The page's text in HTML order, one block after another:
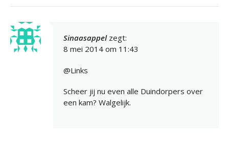
Sinaasappel zegt:
8 mei 2014 om 11:43
@Links
Scheer jij nu even alle Duindorpers over
een kam? Walgelijk.